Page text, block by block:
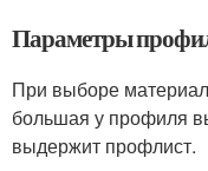
Параметры
При выборе
большая у профиля
выдержит профлист.